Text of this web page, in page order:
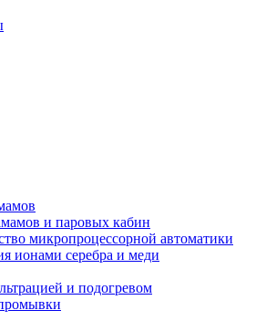
и паровых кабин
микропроцессорной автоматики
ионами серебра и меди
и подогревом